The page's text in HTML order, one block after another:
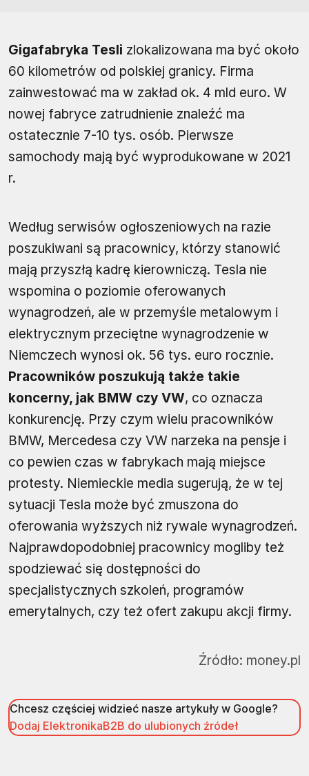
Gigafabryka Tesli zlokalizowana ma być około
60 kilometrów od polskiej granicy. Firma
zainwestować ma w zakład ok. 4 mld euro. W
nowej fabryce zatrudnienie znaleźć ma
ostatecznie 7-10 tys. osób. Pierwsze
samochody mają być wyprodukowane w 2021
r.
Według serwisów ogłoszeniowych na razie
poszukiwani są pracownicy, którzy stanowić
mają przyszłą kadrę kierowniczą. Tesla nie
wspomina o poziomie oferowanych
wynagrodzeń, ale w przemyśle metalowym i
elektrycznym przeciętne wynagrodzenie w
Niemczech wynosi ok. 56 tys. euro rocznie.
Pracowników poszukują także takie
koncerny, jak BMW czy VW, co oznacza
konkurencję. Przy czym wielu pracowników
BMW, Mercedesa czy VW narzeka na pensje i
co pewien czas w fabrykach mają miejsce
protesty. Niemieckie media sugerują, że w tej
sytuacji Tesla może być zmuszona do
oferowania wyższych niż rywale wynagrodzeń.
Najprawdopodobniej pracownicy mogliby też
spodziewać się dostępności do
specjalistycznych szkoleń, programów
emerytalnych, czy też ofert zakupu akcji firmy.
Źródło: money.pl
Chcesz częściej widzieć nasze artykuły w Google?
Dodaj ElektronikaB2B do ulubionych źródeł